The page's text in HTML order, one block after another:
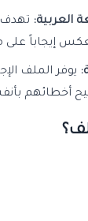
العربية: تهدف
إيجاباً
يوفر الملف
أخطائهم